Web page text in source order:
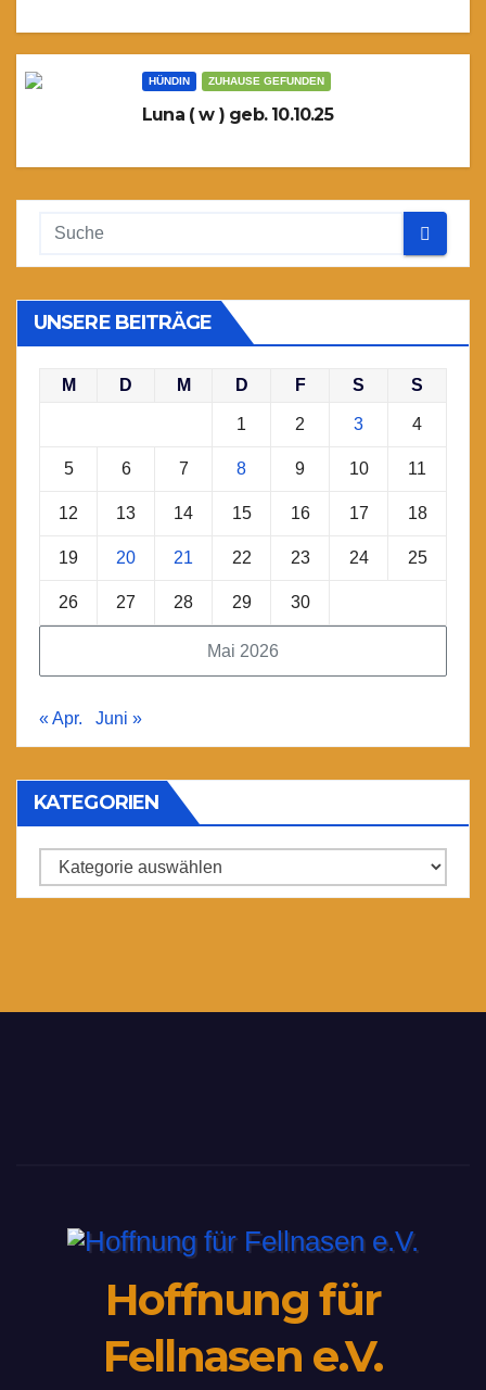
HÜNDIN ZUHAUSE GEFUNDEN
Luna ( w ) geb. 10.10.25
UNSERE BEITRÄGE
Mai 2026
M D M D F S S
1 2 3 4
5 6 7 8 9 10 11
12 13 14 15 16 17 18
19 20 21 22 23 24 25
26 27 28 29 30
« Apr. Juni »
KATEGORIEN
Kategorien
Hoffnung für
Fellnasen e.V.